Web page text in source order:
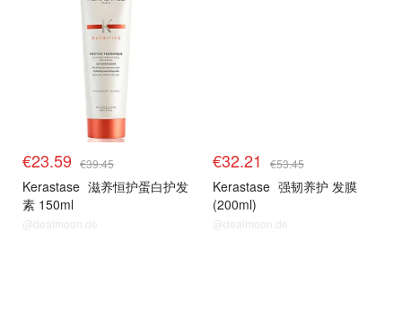
€23.59 €39.45
Kerastase 滋养恒护蛋白护发
素 150ml
@dealmoon.de
€32.21 €53.45
Kerastase 强韧养护 发膜
(200ml)
@dealmoon.de